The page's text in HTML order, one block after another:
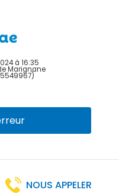
à 16:35
Marignane
5549967)
NOUS APPELER